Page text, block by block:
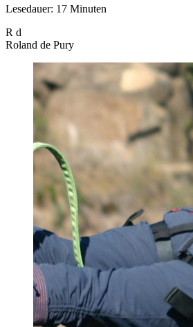
Lesedauer: 17 Minuten
R d
Roland de Pury